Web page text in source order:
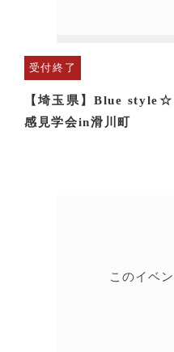
受付終了
【埼玉県】Blue
感見学会in滑川町
このイベ